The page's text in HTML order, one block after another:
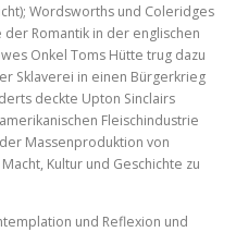
Wordsworths und Coleridges
Romantik in der englischen
Onkel Toms Hütte trug dazu
Sklaverei in einen Bürgerkrieg
deckte Upton Sinclairs
Fleischindustrie
Massenproduktion von
Kultur und Geschichte zu
und Reflexion und